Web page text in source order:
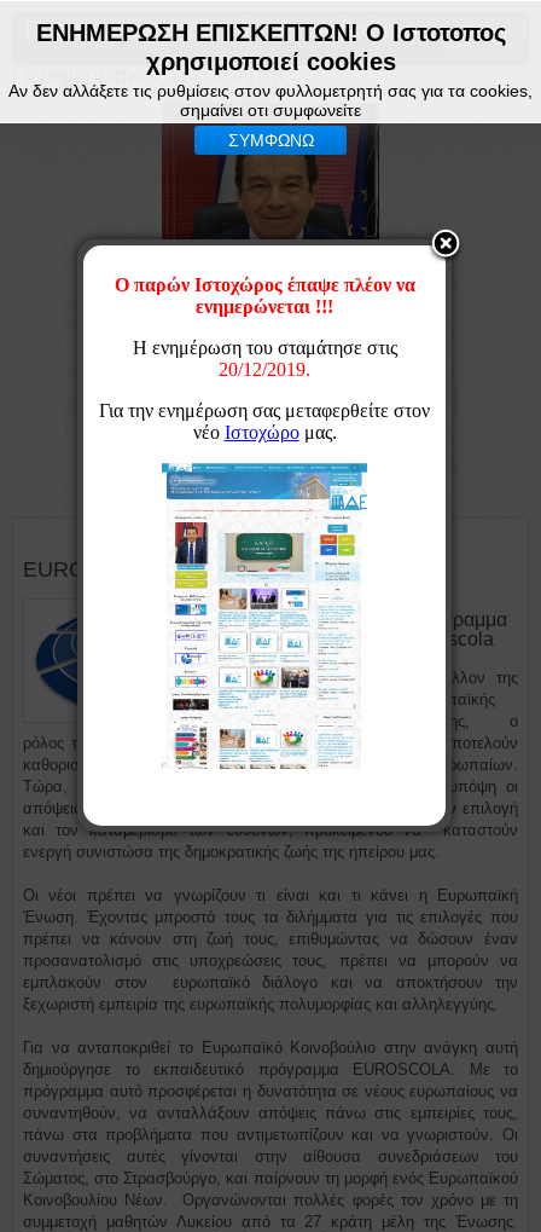
Περιφερειακή Διεύθυνση Α βάθμιας & Β
ΕΝΗΜΕΡΩΣΗ ΕΠΙΣΚΕΠΤΩΝ! Ο Ιστοτοπος
χρησιμοποιεί cookies
Αν δεν αλλάξετε τις ρυθμίσεις στον φυλλομετρητή σας για τα cookies,
σημαίνει οτι συμφωνείτε
ΣΥΜΦΩΝΩ
Περιφερειακός Διευθυντής
Βιογραφικό Γεωργίου Κόσυβα
Χαιρετισμός για την ανάληψη των καθηκόντων
Χαιρετισμός για την νέα Σχολική Χρονιά
EUROSCOLA
Πρόγραμμα
Euroscola
Το μέλλον της
Ευρωπαϊκής
Ένωσης, ο
ρόλος της, η οργάνωσή της και η θέση της στον κόσμο αποτελούν
καθοριστικούς παράγοντες και για το μέλλον των νέων ευρωπαίων.
Τώρα, περισσότερο από ποτέ, πρέπει να λαμβάνονται υπόψη οι
απόψεις των νέων κατά τη λήψη των αποφάσεων, κατά την επιλογή
και τον καταμερισμό των ευθυνών, προκειμένου να καταστούν
ενεργή συνιστώσα της δημοκρατικής ζωής της ηπείρου μας.
Οι νέοι πρέπει να γνωρίζουν τι είναι και τι κάνει η Ευρωπαϊκή
Ένωση. Έχοντας μπροστά τους τα διλήμματα για τις επιλογές που
πρέπει να κάνουν στη ζωή τους, επιθυμώντας να δώσουν έναν
προσανατολισμό στις υποχρεώσεις τους, πρέπει να μπορούν να
εμπλακούν στον ευρωπαϊκό διάλογο και να αποκτήσουν την
ξεχωριστή εμπειρία της ευρωπαϊκής πολυμορφίας και αλληλεγγύης.
Για να ανταποκριθεί το Ευρωπαϊκό Κοινοβούλιο στην ανάγκη αυτή
δημιούργησε το εκπαιδευτικό πρόγραμμα EUROSCOLA. Με το
πρόγραμμα αυτό προσφέρεται η δυνατότητα σε νέους ευρωπαίους να
συναντηθούν, να ανταλλάξουν απόψεις πάνω στις εμπειρίες τους,
πάνω στα προβλήματα που αντιμετωπίζουν και να γνωριστούν. Οι
συναντήσεις αυτές γίνονται στην αίθουσα συνεδριάσεων του
Σώματος, στο Στρασβούργο, και παίρνουν τη μορφή ενός Ευρωπαϊκού
Κοινοβουλίου Νέων. Οργανώνονται πολλές φορές τον χρόνο με τη
συμμετοχή μαθητών Λυκείου από τα 27 κράτη μέλη της Ένωσης.